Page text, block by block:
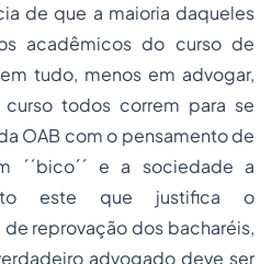
de que a maioria daqueles
acadêmicos do curso de
tudo, menos em advogar,
todos correm para se
OAB com o pensamento de
´´bico´´ e a sociedade a
este que justifica o
reprovação dos bacharéis,
advogado deve ser